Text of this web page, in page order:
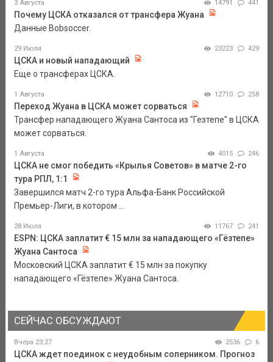
3 Августа 14791 441
Почему ЦСКА отказался от трансфера Жуана
Данные Bobsoccer.
29 Июля 23223 429
ЦСКА и новый нападающий
Еще о трансферах ЦСКА.
1 Августа 12710 258
Переход Жуана в ЦСКА может сорваться
Трансфер нападающего Жуана Сантоса из "Гезтепе" в ЦСКА
может сорваться.
1 Августа 4015 246
ЦСКА не смог победить «Крылья Советов» в матче 2-го
тура РПЛ, 1:1
Завершился матч 2-го тура Альфа-Банк Российской
Премьер-Лиги, в котором ...
28 Июля 11767 241
ESPN: ЦСКА заплатит € 15 млн за нападающего «Гёзтепе»
Жуана Сантоса
Московский ЦСКА заплатит € 15 млн за покупку
нападающего «Гёзтепе» Жуана Сантоса.
СЕЙЧАС ОБСУЖДАЮТ
Вчера 23:27 2536 6
ЦСКА ждет поединок с неудобным соперником. Прогноз